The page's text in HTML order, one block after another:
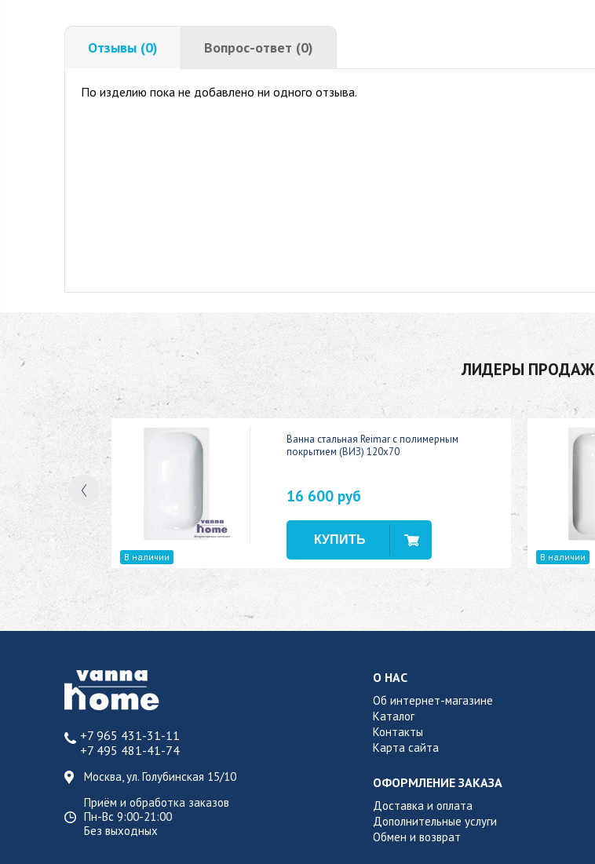
Отзывы (0) Вопрос-ответ (0)
По изделию пока не добавлено ни одного отзыва.
ЛИДЕРЫ ПРОДАЖ
150x70
В наличии
Ванна стальная Reimar с полимерным
покрытием (ВИЗ) 120x70
16 600 руб
В наличии
+7 965 431-31-11
+7 495 481-41-74
Москва, ул. Голубинская 15/10
Приём и обработка заказов
Пн-Вс 9:00-21:00
Без выходных
О НАС
Об интернет-магазине
Каталог
Контакты
Карта сайта
ОФОРМЛЕНИЕ ЗАКАЗА
Доставка и оплата
Дополнительные услуги
Обмен и возврат